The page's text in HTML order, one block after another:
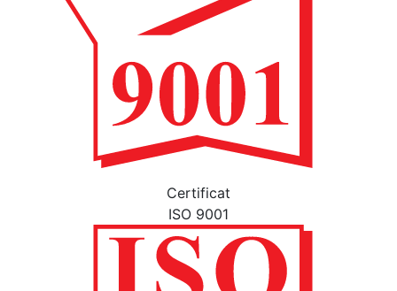
Certificat
ISO 9001